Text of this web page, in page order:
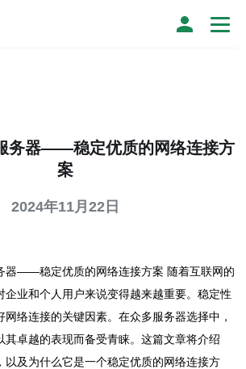
务器——稳定优质的网络连接方
案
2024年11月22日
器——稳定优质的网络连接方案 随着互联网的
企业和个人用户来说变得越来越重要。稳定性
络连接的关键因素。在众多服务器选择中，
其卓越的表现而备受青睐。这篇文章将介绍
以及为什么它是一个稳定优质的网络连接方